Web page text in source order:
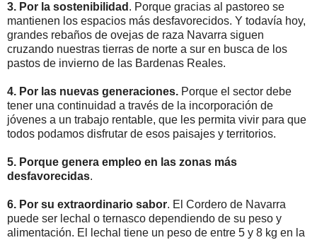
3. Por la sostenibilidad . Porque gracias al pastoreo se
mantienen los espacios más desfavorecidos. Y todavía hoy,
grandes rebaños de ovejas de raza Navarra siguen
cruzando nuestras tierras de norte a sur en busca de los
pastos de invierno de las Bardenas Reales.
4. Por las nuevas generaciones. Porque el sector debe
tener una continuidad a través de la incorporación de
jóvenes a un trabajo rentable, que les permita vivir para que
todos podamos disfrutar de esos paisajes y territorios.
5. Porque genera empleo en las zonas más
desfavorecidas.
6. Por su extraordinario sabor. El Cordero de Navarra
puede ser lechal o ternasco dependiendo de su peso y
alimentación. El lechal tiene un peso de entre 5 y 8 kg en la